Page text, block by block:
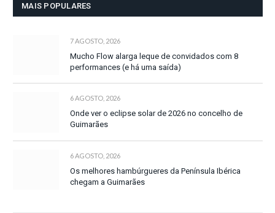
MAIS POPULARES
7 AGOSTO, 2026
Mucho Flow alarga leque de convidados com 8
performances (e há uma saída)
6 AGOSTO, 2026
Onde ver o eclipse solar de 2026 no concelho de
Guimarães
6 AGOSTO, 2026
Os melhores hambúrgueres da Península Ibérica
chegam a Guimarães